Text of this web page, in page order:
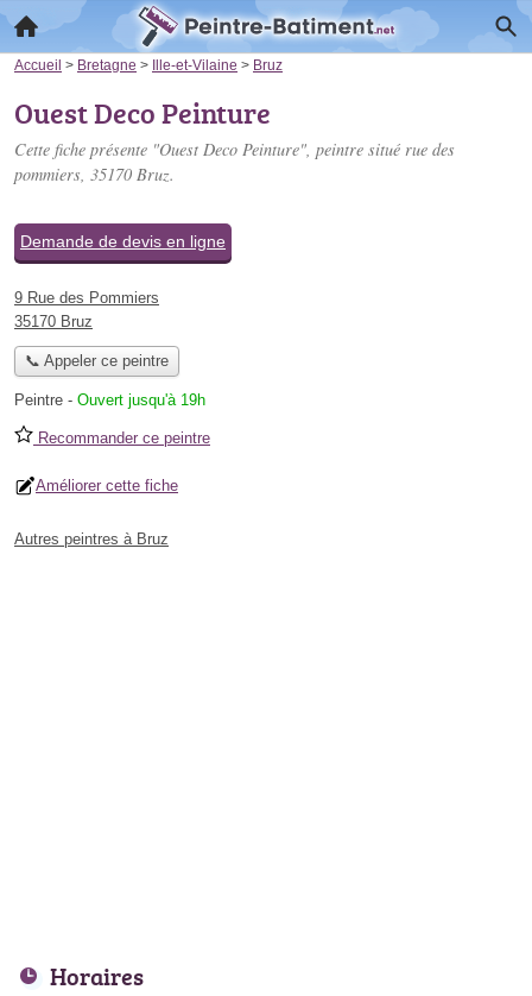
Accueil > Bretagne > Ille-et-Vilaine > Bruz
Ouest Deco Peinture
Cette fiche présente "Ouest Deco Peinture", peintre situé rue des
pommiers, 35170 Bruz.
Demande de devis en ligne
9 Rue des Pommiers
35170 Bruz
📞 Appeler ce peintre
Peintre - Ouvert jusqu'à 19h
Recommander ce peintre
Améliorer cette fiche
Autres peintres à Bruz
Horaires